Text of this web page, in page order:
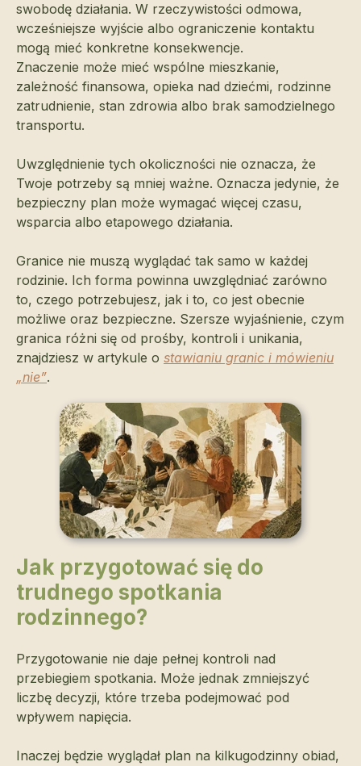
swobodę działania. W rzeczywistości odmowa,
wcześniejsze wyjście albo ograniczenie kontaktu
mogą mieć konkretne konsekwencje.
Znaczenie może mieć wspólne mieszkanie,
zależność finansowa, opieka nad dziećmi, rodzinne
zatrudnienie, stan zdrowia albo brak samodzielnego
transportu.
Uwzględnienie tych okoliczności nie oznacza, że
Twoje potrzeby są mniej ważne. Oznacza jedynie, że
bezpieczny plan może wymagać więcej czasu,
wsparcia albo etapowego działania.
Granice nie muszą wyglądać tak samo w każdej
rodzinie. Ich forma powinna uwzględniać zarówno
to, czego potrzebujesz, jak i to, co jest obecnie
możliwe oraz bezpieczne. Szersze wyjaśnienie, czym
granica różni się od prośby, kontroli i unikania,
znajdziesz w artykule o stawianiu granic i mówieniu
„nie”.
Jak przygotować się do
trudnego spotkania
rodzinnego?
Przygotowanie nie daje pełnej kontroli nad
przebiegiem spotkania. Może jednak zmniejszyć
liczbę decyzji, które trzeba podejmować pod
wpływem napięcia.
Inaczej będzie wyglądał plan na kilkugodzinny obiad,